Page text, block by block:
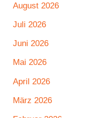
August 2026
Juli 2026
Juni 2026
Mai 2026
April 2026
März 2026